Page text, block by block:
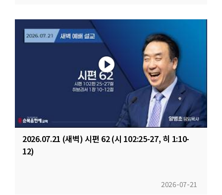
2026.07.21 (새벽) 시편 62 (시 102:25-27, 히 1:10-
12)
2026-07-21